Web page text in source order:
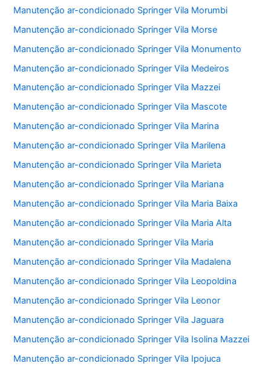
Manutenção ar-condicionado Springer Vila Morumbi
Manutenção ar-condicionado Springer Vila Morse
Manutenção ar-condicionado Springer Vila Monumento
Manutenção ar-condicionado Springer Vila Medeiros
Manutenção ar-condicionado Springer Vila Mazzei
Manutenção ar-condicionado Springer Vila Mascote
Manutenção ar-condicionado Springer Vila Marina
Manutenção ar-condicionado Springer Vila Marilena
Manutenção ar-condicionado Springer Vila Marieta
Manutenção ar-condicionado Springer Vila Mariana
Manutenção ar-condicionado Springer Vila Maria Baixa
Manutenção ar-condicionado Springer Vila Maria Alta
Manutenção ar-condicionado Springer Vila Maria
Manutenção ar-condicionado Springer Vila Madalena
Manutenção ar-condicionado Springer Vila Leopoldina
Manutenção ar-condicionado Springer Vila Leonor
Manutenção ar-condicionado Springer Vila Jaguara
Manutenção ar-condicionado Springer Vila Isolina Mazzei
Manutenção ar-condicionado Springer Vila Ipojuca